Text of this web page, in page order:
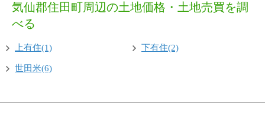
気仙郡住田町周辺の土地価格・土地売買を調
べる
上有住(1) 下有住(2)
世田米(6)